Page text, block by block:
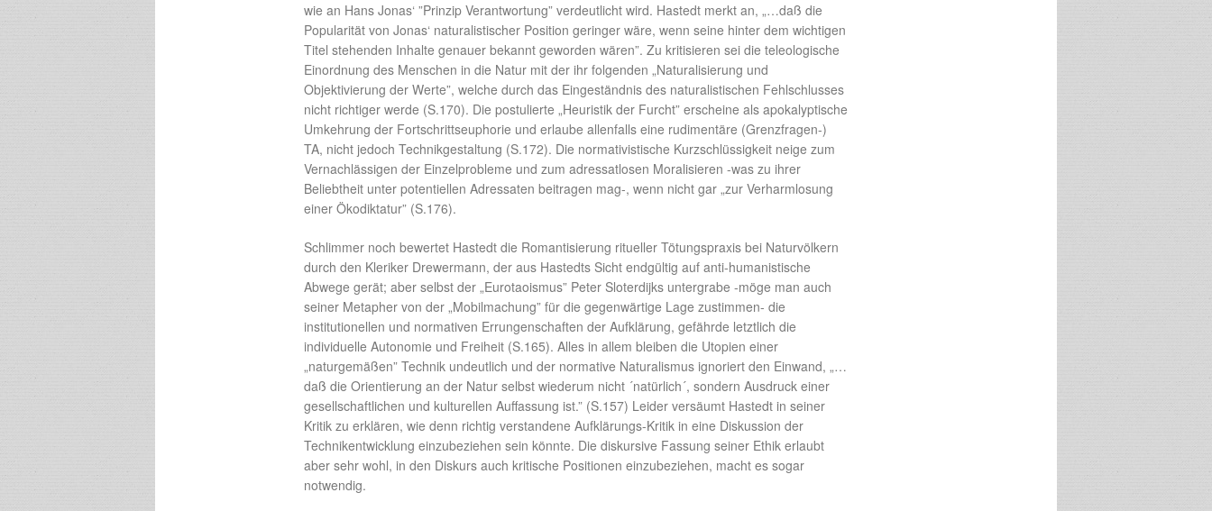
wie an Hans Jonas‘ ”Prinzip Verantwortung” verdeutlicht wird. Hastedt merkt an, „…daß die
Popularität von Jonas‘ naturalistischer Position geringer wäre, wenn seine hinter dem wichtigen
Titel stehenden Inhalte genauer bekannt geworden wären”. Zu kritisieren sei die teleologische
Einordnung des Menschen in die Natur mit der ihr folgenden „Naturalisierung und
Objektivierung der Werte”, welche durch das Eingeständnis des naturalistischen Fehlschlusses
nicht richtiger werde (S.170). Die postulierte „Heuristik der Furcht” erscheine als apokalyptische
Umkehrung der Fortschrittseuphorie und erlaube allenfalls eine rudimentäre (Grenzfragen-)
TA, nicht jedoch Technikgestaltung (S.172). Die normativistische Kurzschlüssigkeit neige zum
Vernachlässigen der Einzelprobleme und zum adressatlosen Moralisieren -was zu ihrer
Beliebtheit unter potentiellen Adressaten beitragen mag-, wenn nicht gar „zur Verharmlosung
einer Ökodiktatur” (S.176).
Schlimmer noch bewertet Hastedt die Romantisierung ritueller Tötungspraxis bei Naturvölkern
durch den Kleriker Drewermann, der aus Hastedts Sicht endgültig auf anti-humanistische
Abwege gerät; aber selbst der „Eurotaoismus” Peter Sloterdijks untergrabe -möge man auch
seiner Metapher von der „Mobilmachung” für die gegenwärtige Lage zustimmen- die
institutionellen und normativen Errungenschaften der Aufklärung, gefährde letztlich die
individuelle Autonomie und Freiheit (S.165). Alles in allem bleiben die Utopien einer
„naturgemäßen” Technik undeutlich und der normative Naturalismus ignoriert den Einwand, „…
daß die Orientierung an der Natur selbst wiederum nicht ´natürlich´, sondern Ausdruck einer
gesellschaftlichen und kulturellen Auffassung ist.” (S.157) Leider versäumt Hastedt in seiner
Kritik zu erklären, wie denn richtig verstandene Aufklärungs-Kritik in eine Diskussion der
Technikentwicklung einzubeziehen sein könnte. Die diskursive Fassung seiner Ethik erlaubt
aber sehr wohl, in den Diskurs auch kritische Positionen einzubeziehen, macht es sogar
notwendig.